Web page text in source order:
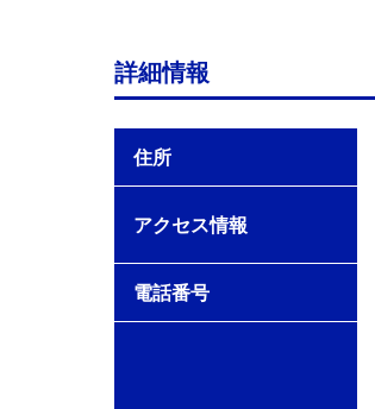
詳細情報
住所
アクセス情報
電話番号